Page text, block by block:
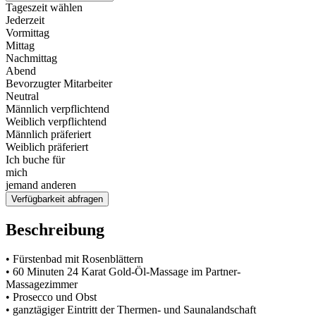
Tageszeit wählen
Jederzeit
Vormittag
Mittag
Nachmittag
Abend
Bevorzugter Mitarbeiter
Neutral
Männlich verpflichtend
Weiblich verpflichtend
Männlich präferiert
Weiblich präferiert
Ich buche für
mich
jemand anderen
Verfügbarkeit abfragen
Beschreibung
• Fürstenbad mit Rosenblättern
• 60 Minuten 24 Karat Gold-Öl-Massage im Partner-
Massagezimmer
• Prosecco und Obst
• ganztägiger Eintritt der Thermen- und Saunalandschaft